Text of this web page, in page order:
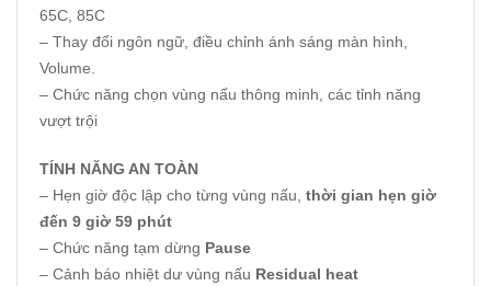
65C, 85C
– Thay đổi ngôn ngữ, điều chỉnh ánh sáng màn hình,
Volume.
– Chức năng chọn vùng nấu thông minh, các tỉnh năng
vượt trội
TÍNH NĂNG AN TOÀN
– Hẹn giờ độc lập cho từng vùng nấu, thời gian hẹn giờ
đến 9 giờ 59 phút
– Chức năng tạm dừng Pause
– Cảnh báo nhiệt dư vùng nấu Residual heat